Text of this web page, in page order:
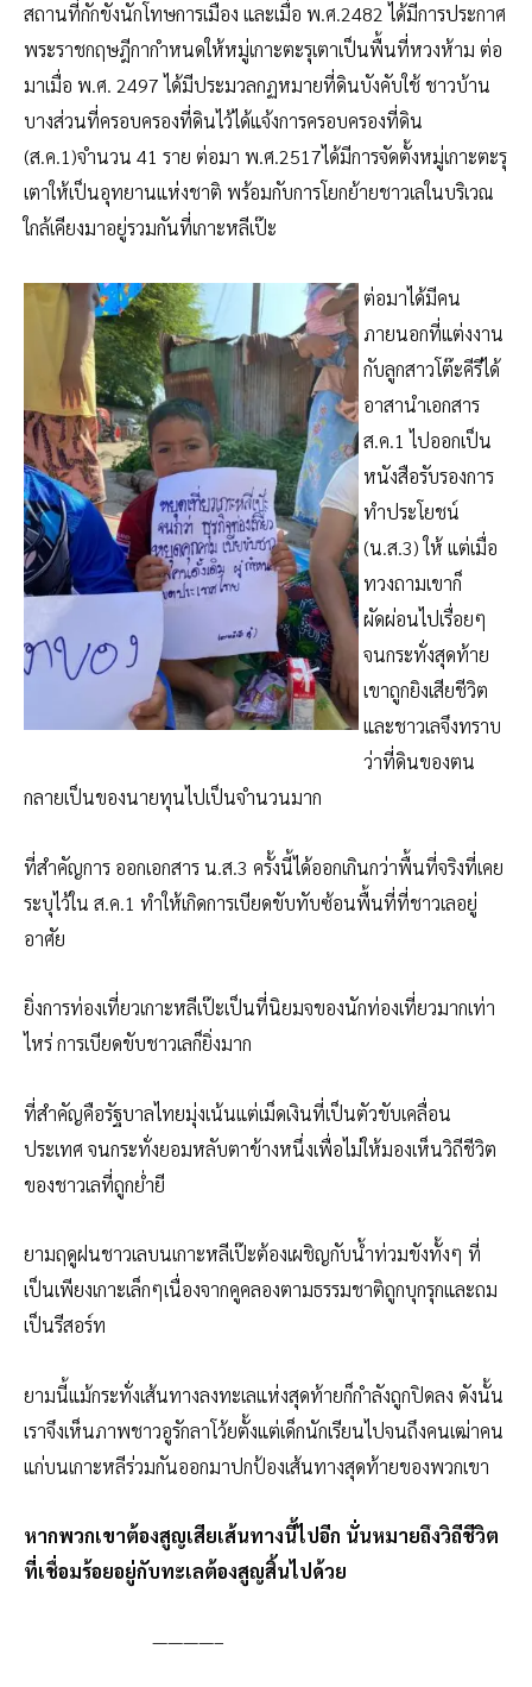
สถานที่กักขังนักโทษการเมือง และเมื่อ พ.ศ.2482 ได้มีการประกาศ
พระราชกฤษฎีกากำหนดให้หมู่เกาะตะรุเตาเป็นพื้นที่หวงห้าม ต่อ
มาเมื่อ พ.ศ. 2497 ได้มีประมวลกฏหมายที่ดินบังคับใช้ ชาวบ้าน
บางส่วนที่ครอบครองที่ดินไว้ได้แจ้งการครอบครองที่ดิน
(ส.ค.1)จำนวน 41 ราย ต่อมา พ.ศ.2517ได้มีการจัดตั้งหมู่เกาะตะรุ
เตาให้เป็นอุทยานแห่งชาติ พร้อมกับการโยกย้ายชาวเลในบริเวณ
ใกล้เคียงมาอยู่รวมกันที่เกาะหลีเป๊ะ
ต่อมาได้มีคน
ภายนอกที่แต่งงาน
กับลูกสาวโต๊ะคีรีได้
อาสานำเอกสาร
ส.ค.1 ไปออกเป็น
หนังสือรับรองการ
ทำประโยชน์
(น.ส.3) ให้ แต่เมื่อ
ทวงถามเขาก็
ผัดผ่อนไปเรื่อยๆ
จนกระทั่งสุดท้าย
เขาถูกยิงเสียชีวิต
และชาวเลจึงทราบ
ว่าที่ดินของตน
กลายเป็นของนายทุนไปเป็นจำนวนมาก
ที่สำคัญการ ออกเอกสาร น.ส.3 ครั้งนี้ได้ออกเกินกว่าพื้นที่จริงที่เคย
ระบุไว้ใน ส.ค.1 ทำให้เกิดการเบียดขับทับซ้อนพื้นที่ที่ชาวเลอยู่
อาศัย
ยิ่งการท่องเที่ยวเกาะหลีเป๊ะเป็นที่นิยมจของนักท่องเที่ยวมากเท่า
ไหร่ การเบียดขับชาวเลก็ยิ่งมาก
ที่สำคัญคือรัฐบาลไทยมุ่งเน้นแต่เม็ดเงินที่เป็นตัวขับเคลื่อน
ประเทศ จนกระทั่งยอมหลับตาข้างหนึ่งเพื่อไม่ให้มองเห็นวิถีชีวิต
ของชาวเลที่ถูกย่ำยี
ยามฤดูฝนชาวเลบนเกาะหลีเป๊ะต้องเผชิญกับน้ำท่วมขังทั้งๆ ที่
เป็นเพียงเกาะเล็กๆเนื่องจากคูคลองตามธรรมชาติถูกบุกรุกและถม
เป็นรีสอร์ท
ยามนี้แม้กระทั่งเส้นทางลงทะเลแห่งสุดท้ายก็กำลังถูกปิดลง ดังนั้น
เราจึงเห็นภาพชาวอูรักลาโว้ยตั้งแต่เด็กนักเรียนไปจนถึงคนเฒ่าคน
แก่บนเกาะหลีร่วมกันออกมาปกป้องเส้นทางสุดท้ายของพวกเขา
หากพวกเขาต้องสูญเสียเส้นทางนี้ไปอีก นั่นหมายถึงวิถีชีวิต
ที่เชื่อมร้อยอยู่กับทะเลต้องสูญสิ้นไปด้วย
————–